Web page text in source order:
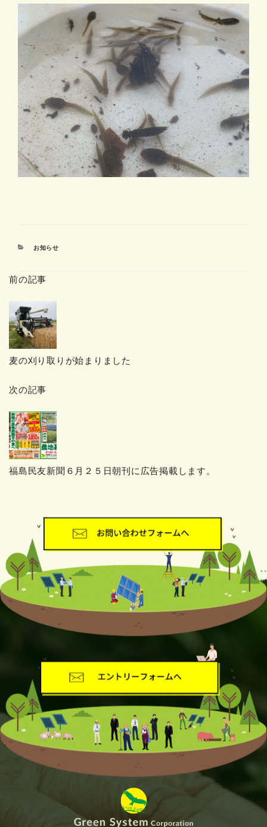
カ
リ
お知らせ
前の記事
麦の刈り取りが始まりました
次の記事
福島民友新聞６月２５日朝刊に広告掲載します。